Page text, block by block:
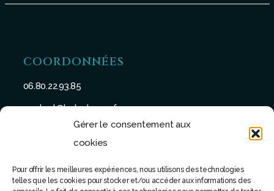
Gérer le consentement aux
cookies
Pour offrir les meilleures expériences, nous utilisons des technologies
telles que les cookies pour stocker et/ou accéder aux informations des
COORDONNÉES
06.80.22.93.85
contact@batu-taman.fr
SUIVEZ-NOUS